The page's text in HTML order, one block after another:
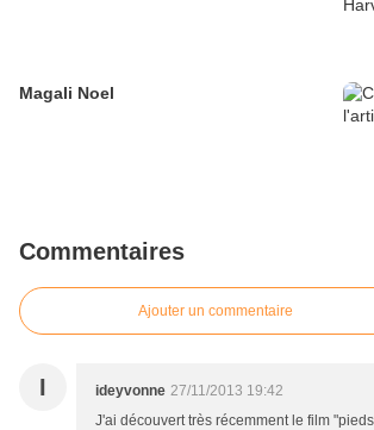
Magali Noel
Commentaires
Ajouter un commentaire
I ideyvonne 27/11/2013 19:42
J'ai découvert très récemment le film